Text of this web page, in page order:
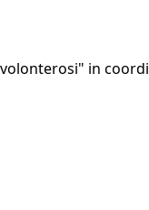
in